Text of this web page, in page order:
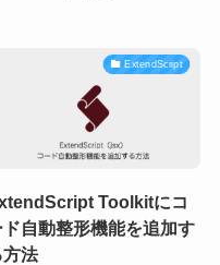
ExtendScript
Toolkitにコ
ド自動整形機能を追加す
方法